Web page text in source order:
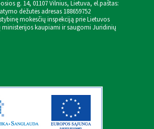
g. 14, 01107 Vilnius, Lietuva, el.paštas:
dėžutės adresas 188659752
mokesčių inspekciją prie Lietuvos
ministerijos kaupiami ir saugomi Juridinių